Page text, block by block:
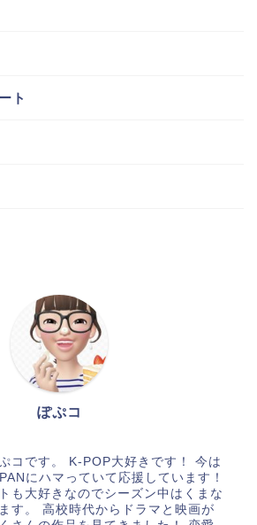
ト
ぽぷコ
コです。 K-POP大好きです！ 今は
にハマっていて応援しています！
も大好きなのでシーズン中はくまな
す。 高校時代からドラマと映画が